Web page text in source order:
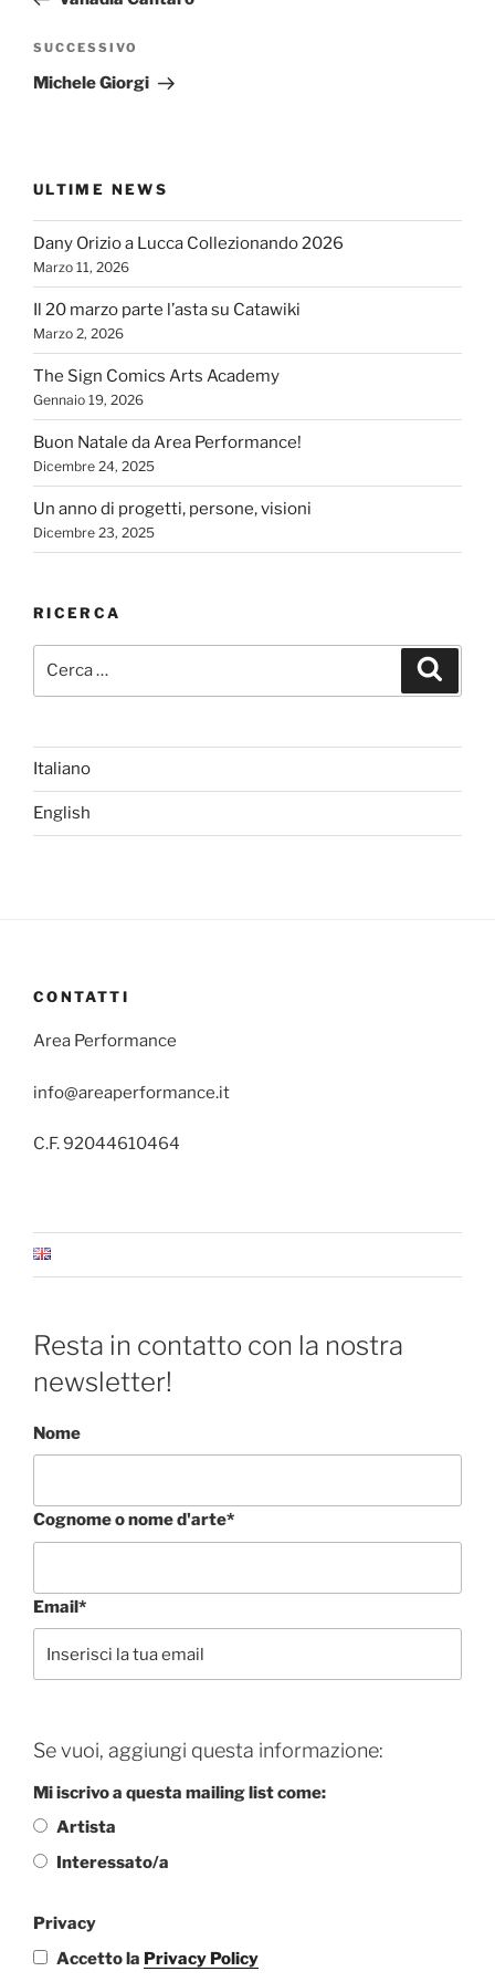
Articolo
successivo
SUCCESSIVO
Michele Giorgi
ULTIME NEWS
Dany Orizio a Lucca Collezionando 2026
Marzo 11, 2026
Il 20 marzo parte l’asta su Catawiki
Marzo 2, 2026
The Sign Comics Arts Academy
Gennaio 19, 2026
Buon Natale da Area Performance!
Dicembre 24, 2025
Un anno di progetti, persone, visioni
Dicembre 23, 2025
RICERCA
Italiano
English
CONTATTI
Area Performance
info@areaperformance.it
C.F. 92044610464
Resta in contatto con la nostra
newsletter!
Nome
Cognome o nome d'arte*
Email*
Se vuoi, aggiungi questa informazione:
Mi iscrivo a questa mailing list come:
Artista
Interessato/a
Privacy
Accetto la Privacy Policy